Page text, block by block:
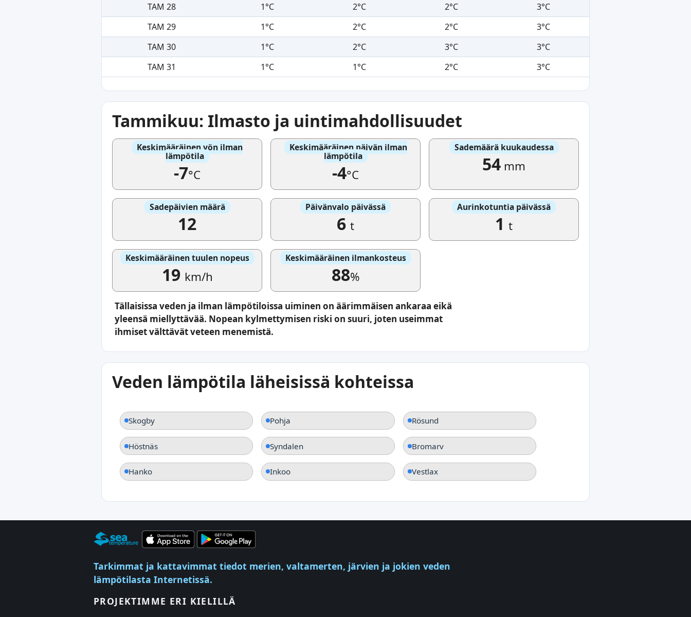
TAM 28
1°C 2°C 2°C
3°C
TAM 29
1°C 2°C 2°C
3°C
TAM 30
1°C 2°C 3°C
3°C
TAM 31
1°C 1°C 2°C 3°C
Tammikuu: Ilmasto ja uintimahdollisuudet
Keskimääräinen yön ilman
lämpötila
-7°C
Keskimääräinen päivän ilman
lämpötila
-4°C
Sademäärä kuukaudessa
54 mm
Sadepäivien määrä
12
Päivänvalo päivässä
6 t
Aurinkotuntia päivässä
1 t
Keskimääräinen tuulen nopeus
19 km/h
Keskimääräinen ilmankosteus
88%
Tällaisissa veden ja ilman lämpötiloissa uiminen on äärimmäisen ankaraa eikä
yleensä miellyttävää. Nopean kylmettymisen riski on suuri, joten useimmat
ihmiset välttävät veteen menemistä.
Veden lämpötila läheisissä kohteissa
Skogby Pohja Rösund
Höstnäs Syndalen Bromarv
Hanko Inkoo Vestlax
Tarkimmat ja kattavimmat tiedot merien, valtamerten, järvien ja jokien veden
lämpötilasta Internetissä.
PROJEKTIMME ERI KIELILLÄ